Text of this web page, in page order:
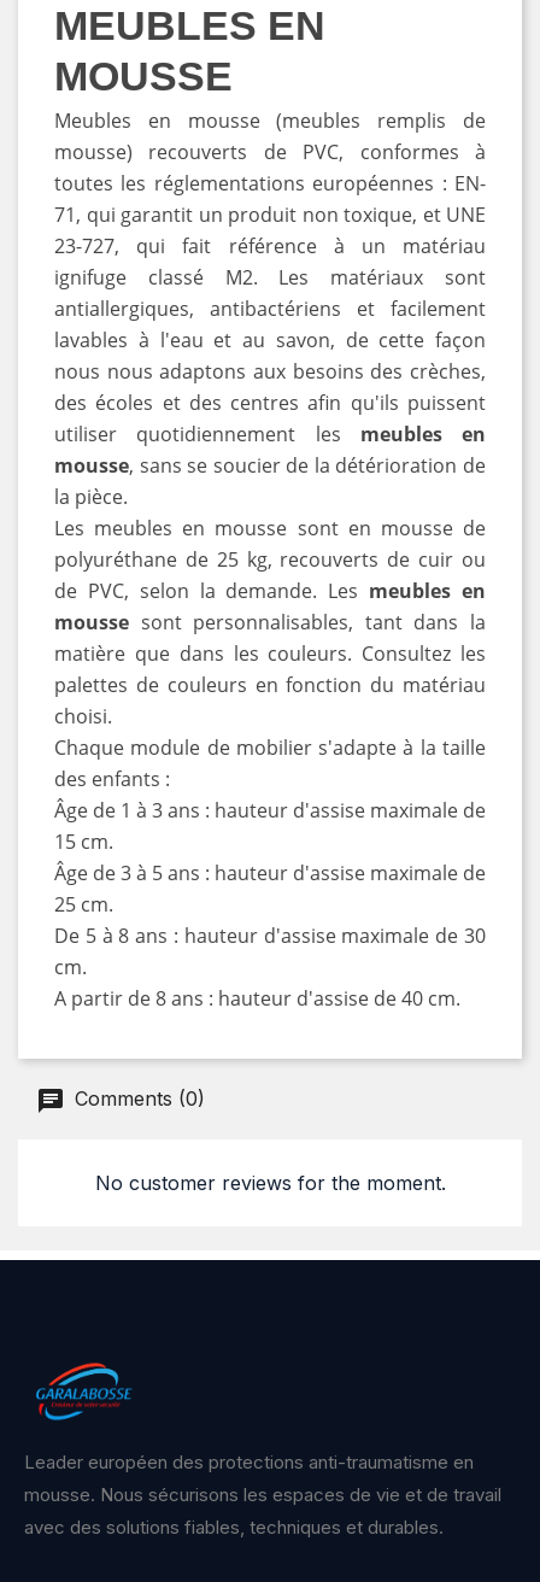
MEUBLES EN
MOUSSE
Meubles en mousse (meubles remplis de
mousse) recouverts de PVC, conformes à
toutes les réglementations européennes : EN-
71, qui garantit un produit non toxique, et UNE
23-727, qui fait référence à un matériau
ignifuge classé M2. Les matériaux sont
antiallergiques, antibactériens et facilement
lavables à l'eau et au savon, de cette façon
nous nous adaptons aux besoins des crèches,
des écoles et des centres afin qu'ils puissent
utiliser quotidiennement les meubles en
mousse, sans se soucier de la détérioration de
la pièce.
Les meubles en mousse sont en mousse de
polyuréthane de 25 kg, recouverts de cuir ou
de PVC, selon la demande. Les meubles en
mousse sont personnalisables, tant dans la
matière que dans les couleurs. Consultez les
palettes de couleurs en fonction du matériau
choisi.
Chaque module de mobilier s'adapte à la taille
des enfants :
Âge de 1 à 3 ans : hauteur d'assise maximale de
15 cm.
Âge de 3 à 5 ans : hauteur d'assise maximale de
25 cm.
De 5 à 8 ans : hauteur d'assise maximale de 30
cm.
A partir de 8 ans : hauteur d'assise de 40 cm.
Comments (0)
No customer reviews for the moment.
Leader européen des protections anti-traumatisme en
mousse. Nous sécurisons les espaces de vie et de travail
avec des solutions fiables, techniques et durables.